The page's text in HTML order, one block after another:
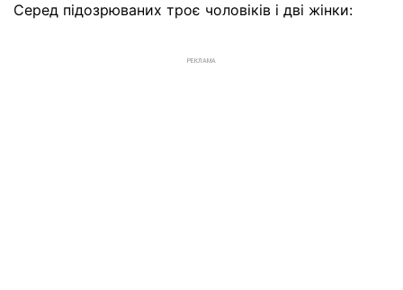
Серед підозрюваних троє чоловіків і дві жінки:
РЕКЛАМА